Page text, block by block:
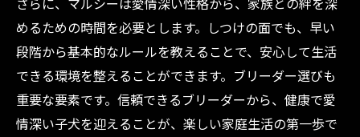
めるための時間を必要とします。しつけの面でも、早い
段階から基本的なルールを教えることで、安心して生活
できる環境を整えることができます。ブリーダー選びも
重要な要素です。信頼できるブリーダーから、健康で愛
情深い子犬を迎えることが、楽しい家庭生活の第一歩で